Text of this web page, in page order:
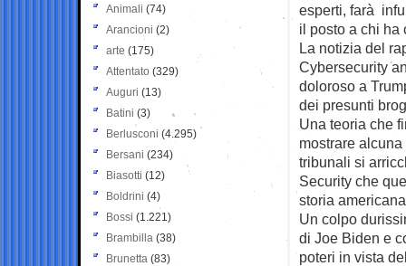
esperti, farà
il posto a chi ha
La notizia del
Cybersecurity
doloroso a
dei presunti
Una teoria che
mostrare
tribunali si
Security che
storia
Un colpo
di Joe Biden e
poteri in vista
Animali (74)
Arancioni (2)
arte (175)
Attentato (329)
Auguri (13)
Batini (3)
Berlusconi (4.295)
Bersani (234)
Biasotti (12)
Boldrini (4)
Bossi (1.221)
Brambilla (38)
Brunetta (83)